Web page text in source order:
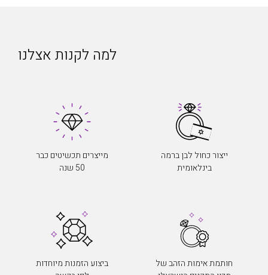
למה לקנות אצלנו
ייצור כחול לבן ברמה
בינלאומית
מייצרים תכשיטים כבר
50 שנה
חותמת אימות הזהב של
ביצוע הזמנות מיוחדות